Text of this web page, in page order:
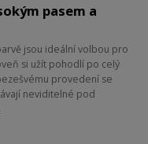
pasem a
jsou ideální volbou pro
si užít pohodlí po celý
provedení se
neviditelné pod